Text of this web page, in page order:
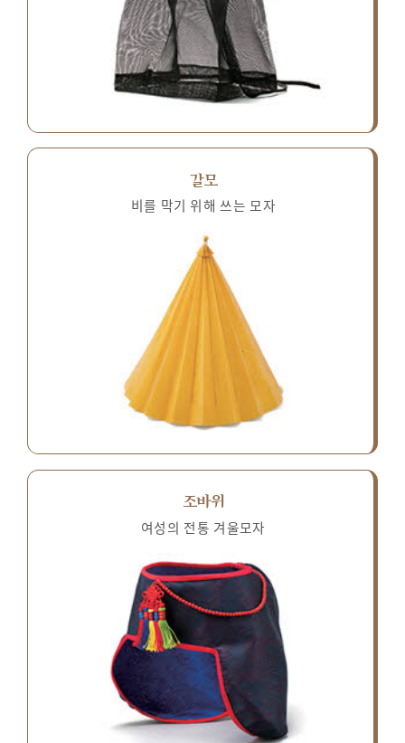
갈모
비를 막기 위해 쓰는 모자
조바위
여성의 전통 겨울모자